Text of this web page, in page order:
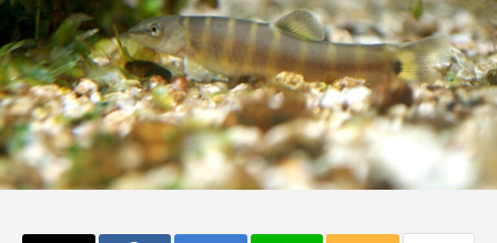
＜ツバメウオ＞は意外
と美味しい！ “でかい
鰭”が特徴的な魚を実
際に食べてみた
椎名まさ
と
2026.08.05
意外と簡単！ 100均で
買った道具で＜魚のは
く製＞を作ってみた
夏休みの自由研究にい
かが？
みのり
2026.06.02